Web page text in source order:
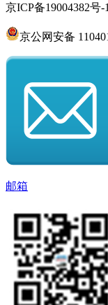
京ICP备19004382
京公网安备
邮箱